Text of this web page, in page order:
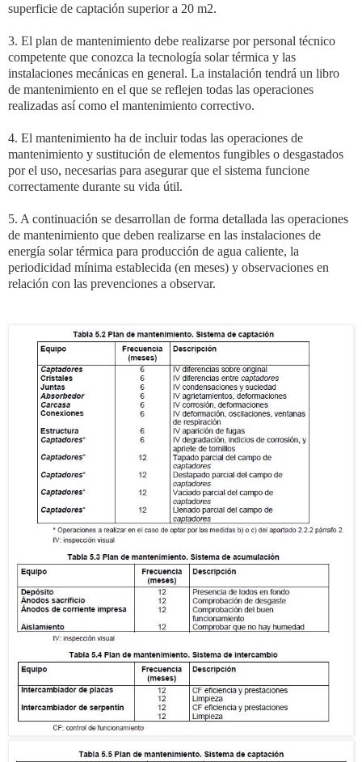
superficie de captación superior a 20 m2.
3. El plan de mantenimiento debe realizarse por personal técnico
competente que conozca la tecnología solar térmica y las
instalaciones mecánicas en general. La instalación tendrá un libro
de mantenimiento en el que se reflejen todas las operaciones
realizadas así como el mantenimiento correctivo.
4. El mantenimiento ha de incluir todas las operaciones de
mantenimiento y sustitución de elementos fungibles o desgastados
por el uso, necesarias para asegurar que el sistema funcione
correctamente durante su vida útil.
5. A continuación se desarrollan de forma detallada las operaciones
de mantenimiento que deben realizarse en las instalaciones de
energía solar térmica para producción de agua caliente, la
periodicidad mínima establecida (en meses) y observaciones en
relación con las prevenciones a observar.